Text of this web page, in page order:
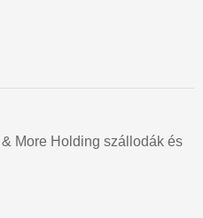
More Holding szállodák és